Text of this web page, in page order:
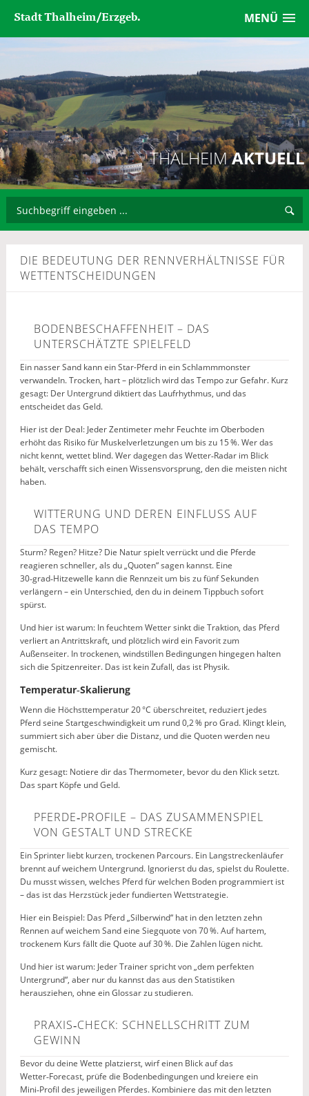
MENÜ
Stadt Thalheim/Erzgeb.
THALHEIMAKTUELL
DIE BEDEUTUNG DER RENNVERHÄLTNISSE FÜR
WETTENTSCHEIDUNGEN
BODENBESCHAFFENHEIT – DAS
UNTERSCHÄTZTE SPIELFELD
Ein nasser Sand kann ein Star-Pferd in ein Schlammmonster
verwandeln. Trocken, hart – plötzlich wird das Tempo zur Gefahr. Kurz
gesagt: Der Untergrund diktiert das Laufrhythmus, und das
entscheidet das Geld.
Hier ist der Deal: Jeder Zentimeter mehr Feuchte im Oberboden
erhöht das Risiko für Muskelverletzungen um bis zu 15 %. Wer das
nicht kennt, wettet blind. Wer dagegen das Wetter‑Radar im Blick
behält, verschafft sich einen Wissensvorsprung, den die meisten nicht
haben.
WITTERUNG UND DEREN EINFLUSS AUF
DAS TEMPO
Sturm? Regen? Hitze? Die Natur spielt verrückt und die Pferde
reagieren schneller, als du „Quoten“ sagen kannst. Eine
30‑grad‑Hitzewelle kann die Rennzeit um bis zu fünf Sekunden
verlängern – ein Unterschied, den du in deinem Tippbuch sofort
spürst.
Und hier ist warum: In feuchtem Wetter sinkt die Traktion, das Pferd
verliert an Antrittskraft, und plötzlich wird ein Favorit zum
Außenseiter. In trockenen, windstillen Bedingungen hingegen halten
sich die Spitzenreiter. Das ist kein Zufall, das ist Physik.
Temperatur‑Skalierung
Wenn die Höchsttemperatur 20 °C überschreitet, reduziert jedes
Pferd seine Startgeschwindigkeit um rund 0,2 % pro Grad. Klingt klein,
summiert sich aber über die Distanz, und die Quoten werden neu
gemischt.
Kurz gesagt: Notiere dir das Thermometer, bevor du den Klick setzt.
Das spart Köpfe und Geld.
PFERDE‑PROFILE – DAS ZUSAMMENSPIEL
VON GESTALT UND STRECKE
Ein Sprinter liebt kurzen, trockenen Parcours. Ein Langstreckenläufer
brennt auf weichem Untergrund. Ignorierst du das, spielst du Roulette.
Du musst wissen, welches Pferd für welchen Boden programmiert ist
– das ist das Herzstück jeder fundierten Wettstrategie.
Hier ein Beispiel: Das Pferd „Silberwind“ hat in den letzten zehn
Rennen auf weichem Sand eine Siegquote von 70 %. Auf hartem,
trockenem Kurs fällt die Quote auf 30 %. Die Zahlen lügen nicht.
Und hier ist warum: Jeder Trainer spricht von „dem perfekten
Untergrund“, aber nur du kannst das aus den Statistiken
herausziehen, ohne ein Glossar zu studieren.
PRAXIS‑CHECK: SCHNELLSCHRITT ZUM
GEWINN
Bevor du deine Wette platzierst, wirf einen Blick auf das
Wetter‑Forecast, prüfe die Bodenbedingungen und kreiere ein
Mini‑Profil des jeweiligen Pferdes. Kombiniere das mit den letzten